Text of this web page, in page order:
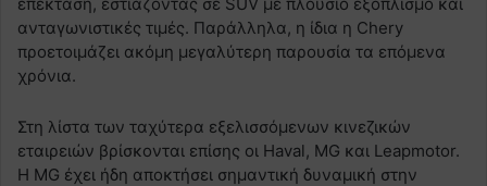
ανταγωνιστικές τιμές. Παράλληλα, η ίδια η Chery
προετοιμάζει ακόμη μεγαλύτερη παρουσία τα επόμενα
χρόνια.
Στη λίστα των ταχύτερα εξελισσόμενων κινεζικών
εταιρειών βρίσκονται επίσης οι Haval, MG και Leapmotor.
Η MG έχει ήδη αποκτήσει σημαντική δυναμική στην